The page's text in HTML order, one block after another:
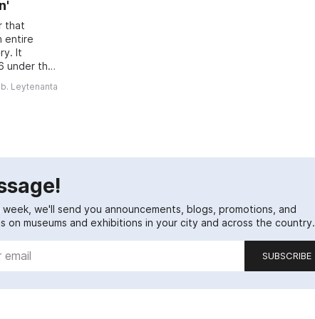
that
entire
It
under the
the
'Krasin'. In
Leytenanta
week, we'll send you announcements, blogs, promotions, and
on museums and exhibitions in your city and across the country.
SUBSCRIBE